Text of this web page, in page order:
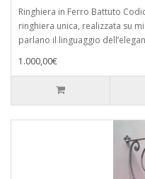
Ringhiera in Ferro Battuto
ringhiera unica, realizzata su
parlano il linguaggio
1.000,00€